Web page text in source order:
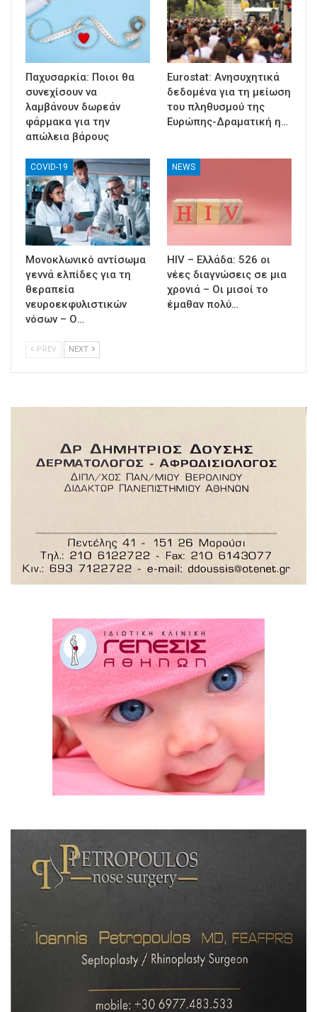
Παχυσαρκία: Ποιοι θα
συνεχίσουν να
λαμβάνουν δωρεάν
φάρμακα για την
απώλεια βάρους
Eurostat: Ανησυχητικά
δεδομένα για τη μείωση
του πληθυσμού της
Ευρώπης-Δραματική η…
COVID-19
Μονοκλωνικό αντίσωμα
γεννά ελπίδες για τη
θεραπεία
νευροεκφυλιστικών
νόσων – Ο…
NEWS
HIV – Ελλάδα: 526 οι
νέες διαγνώσεις σε μια
χρονιά – Οι μισοί το
έμαθαν πολύ…
PREV NEXT